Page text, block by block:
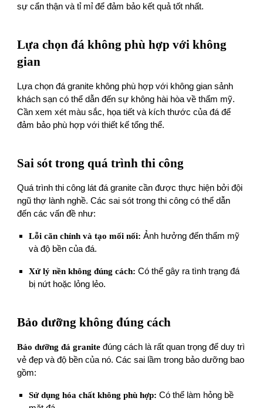
sự cẩn thận và tỉ mỉ để đảm bảo kết quả tốt nhất.
Lựa chọn đá không phù hợp với không
gian
Lựa chọn đá granite không phù hợp với không gian sảnh
khách sạn có thể dẫn đến sự không hài hòa về thẩm mỹ.
Cần xem xét màu sắc, họa tiết và kích thước của đá để
đảm bảo phù hợp với thiết kế tổng thể.
Sai sót trong quá trình thi công
Quá trình thi công lát đá granite cần được thực hiện bởi đội
ngũ thợ lành nghề. Các sai sót trong thi công có thể dẫn
đến các vấn đề như:
Lỗi căn chỉnh và tạo mối nối: Ảnh hưởng đến thẩm mỹ
và độ bền của đá.
Xử lý nền không đúng cách: Có thể gây ra tình trạng đá
bị nứt hoặc lỏng lẻo.
Bảo dưỡng không đúng cách
Bảo dưỡng đá granite đúng cách là rất quan trọng để duy trì
vẻ đẹp và độ bền của nó. Các sai lầm trong bảo dưỡng bao
gồm:
Sử dụng hóa chất không phù hợp: Có thể làm hỏng bề